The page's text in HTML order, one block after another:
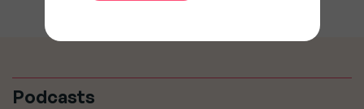
Podcasts